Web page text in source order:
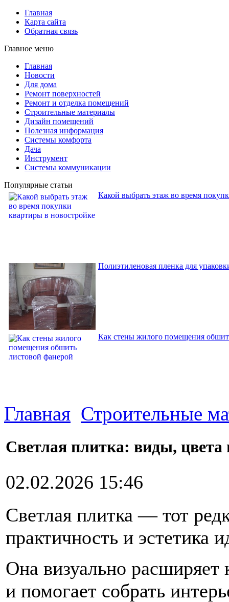
Главная
Карта сайта
Обратная связь
Главное меню
Главная
Новости
Для дома
Ремонт поверхностей
Ремонт и отделка помещений
Строительные материалы
Дизайн помещений
Полезная информация
Системы комфорта
Дача
Инструмент
Системы коммуникации
Популярные статьи
Какой выбрать этаж во время
Полиэтиленовая пленка для
Как стены жилого помещения
Главная Строительные
Светлая плитка: виды, цвета
02.02.2026 15:46
Светлая плитка — тот
практичность и эстетика
Она визуально расширяет
и помогает собрать